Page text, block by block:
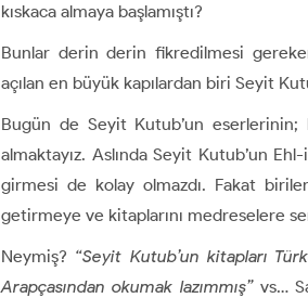
kıskaca almaya başlamıştı?
Bunlar derin derin fikredilmesi
açılan en büyük kapılardan biri Seyit
Bugün de Seyit Kutub’un
almaktayız. Aslında Seyit Kutub’un
girmesi de kolay olmazdı. Fakat
getirmeye ve kitaplarını medreselere
Neymiş? “Seyit Kutub’un kitapları
Arapçasından okumak lazımmış”vs…